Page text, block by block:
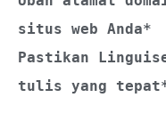
situs web Anda*
Pastikan
tulis yang